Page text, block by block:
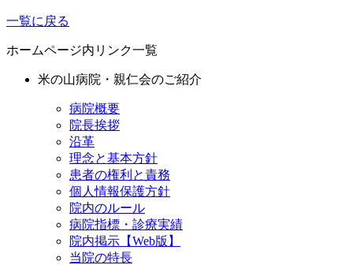
一覧に戻る
ホームページ内リンク一覧
米の山病院・親仁会のご紹介
病院概要
院長挨拶
沿革
理念と基本方針
患者の権利と責務
個人情報保護方針
院内のルール
病院指標・診療実績
院内掲示【Web版】
当院の特長